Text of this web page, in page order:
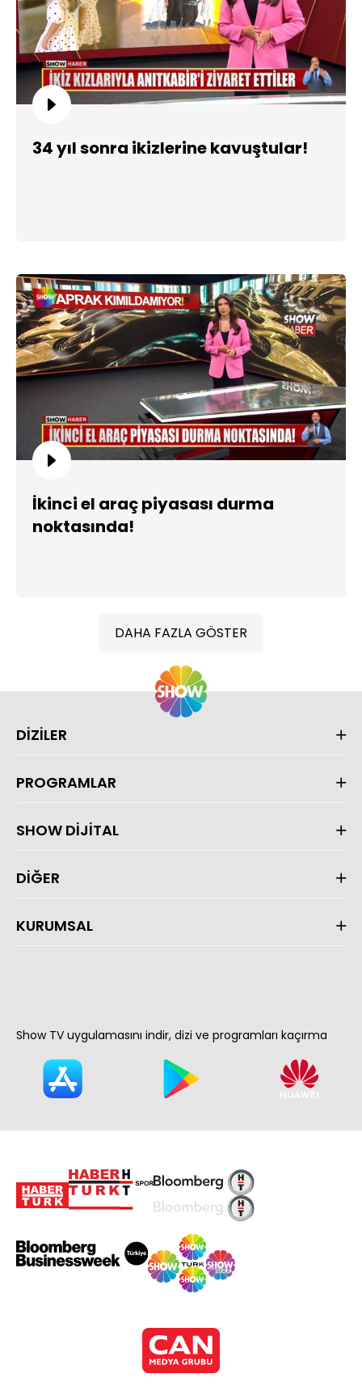
34 yıl sonra ikizlerine kavuştular!
İkinci el araç piyasası durma
noktasında!
DAHA FAZLA GÖSTER
DİZİLER
PROGRAMLAR
SHOW DİJİTAL
DİĞER
KURUMSAL
Show TV uygulamasını indir, dizi ve programları kaçırma